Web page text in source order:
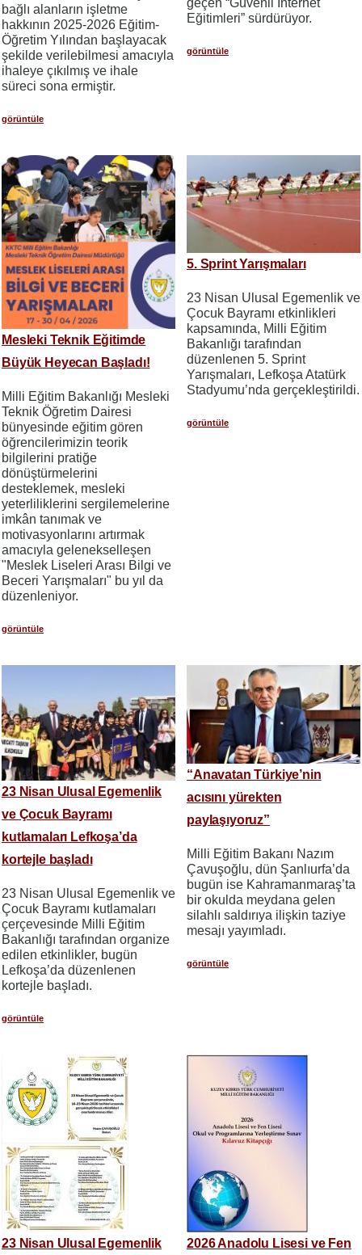
bağlı alanların işletme
hakkının 2025-2026 Eğitim-
Öğretim Yılından başlayacak
şekilde verilebilmesi amacıyla
ihaleye çıkılmış ve ihale
süreci sona ermiştir.
görüntüle
Eğitimleri” sürdürüyor.
görüntüle
Mesleki Teknik Eğitimde
Büyük Heyecan Başladı!
Milli Eğitim Bakanlığı Mesleki
Teknik Öğretim Dairesi
bünyesinde eğitim gören
öğrencilerimizin teorik
bilgilerini pratiğe
dönüştürmelerini
desteklemek, mesleki
yeterliliklerini sergilemelerine
imkân tanımak ve
motivasyonlarını artırmak
amacıyla gelenekselleşen
"Meslek Liseleri Arası Bilgi ve
Beceri Yarışmaları" bu yıl da
düzenleniyor.
görüntüle
5. Sprint Yarışmaları
23 Nisan Ulusal Egemenlik ve
Çocuk Bayramı etkinlikleri
kapsamında, Milli Eğitim
Bakanlığı tarafından
düzenlenen 5. Sprint
Yarışmaları, Lefkoşa Atatürk
Stadyumu’nda gerçekleştirildi.
görüntüle
23 Nisan Ulusal Egemenlik
ve Çocuk Bayramı
kutlamaları Lefkoşa’da
kortejle başladı
23 Nisan Ulusal Egemenlik ve
Çocuk Bayramı kutlamaları
çerçevesinde Milli Eğitim
Bakanlığı tarafından organize
edilen etkinlikler, bugün
Lefkoşa’da düzenlenen
kortejle başladı.
görüntüle
“Anavatan Türkiye’nin
acısını yürekten
paylaşıyoruz”
Milli Eğitim Bakanı Nazım
Çavuşoğlu, dün Şanlıurfa’da
bugün ise Kahramanmaraş’ta
bir okulda meydana gelen
silahlı saldırıya ilişkin taziye
mesajı yayımladı.
görüntüle
23 Nisan Ulusal Egemenlik
2026 Anadolu Lisesi ve Fen